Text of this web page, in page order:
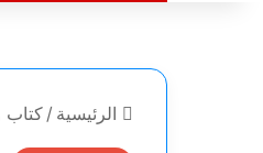
الرئيسية /كتاب